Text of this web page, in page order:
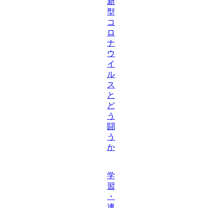
型
コ
ロ
ナ
ウ
イ
ル
ス
と
ど
う
闘
う
か
学
習
・